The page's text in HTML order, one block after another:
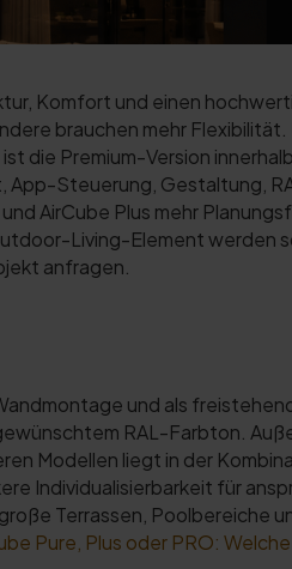
Komfort und einen
brauchen mehr
ist die Premium-Version
Steuerung, Gestaltung,
AirCube Plus mehr
Living-Element werden
anfragen.
und als
RAL-Farbton.
Modellen liegt in der
Individualisierbarkeit für
Terrassen, Poolbereiche
Pure, Plus oder PRO: